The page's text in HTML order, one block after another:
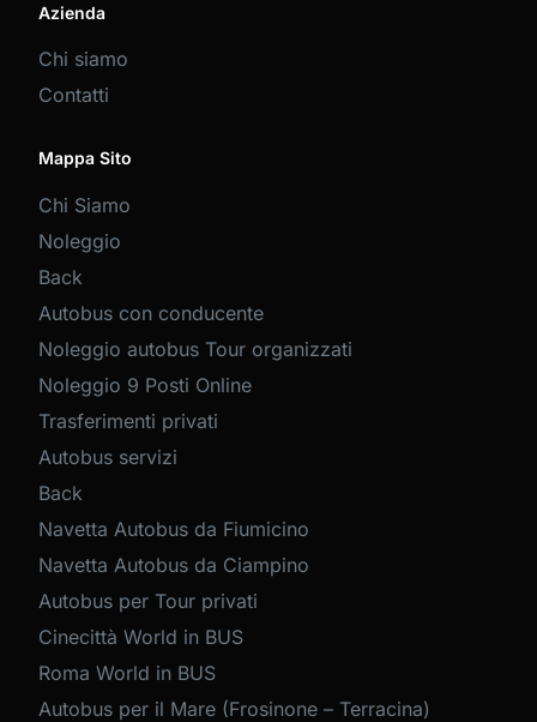
Azienda
Chi siamo
Contatti
Mappa Sito
Chi Siamo
Noleggio
Back
Autobus con conducente
Noleggio autobus Tour organizzati
Noleggio 9 Posti Online
Trasferimenti privati
Autobus servizi
Back
Navetta Autobus da Fiumicino
Navetta Autobus da Ciampino
Autobus per Tour privati
Cinecittà World in BUS
Roma World in BUS
Autobus per il Mare (Frosinone – Terracina)